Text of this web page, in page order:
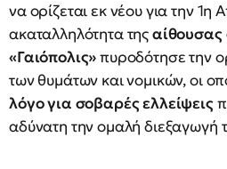
να ορίζεται εκ νέου για την 1η
ακαταλληλότητα τηςαίθουσας
«Γαιόπολις»πυροδότησε την
των θυμάτων και νομικών, οι
λόγο για σοβαρές ελλείψεις
αδύνατη την ομαλή διεξαγωγή